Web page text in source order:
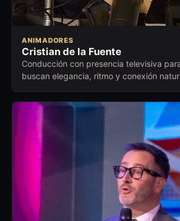
ANIMADORES
Cristian de la Fuente
Conducción con presencia televisiva
buscan elegancia, ritmo y conexión